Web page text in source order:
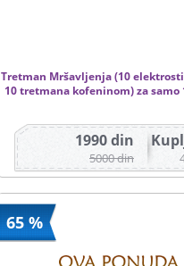
Tretman Mršavljenja (10
10 tretmana kofeninom) za samo
1990 din
5000 din
65 %